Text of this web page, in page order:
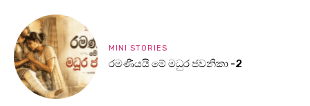
MINI STORIES
රමණීයයි මේ මධුර ජවනිකා -2